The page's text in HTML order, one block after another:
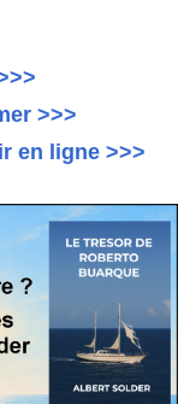
>>>
en ligne >>>